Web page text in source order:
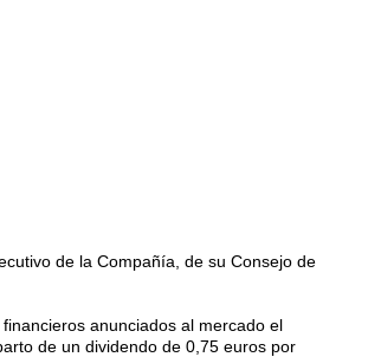
de la Compañía, de su Consejo de
anunciados al mercado el
de un dividendo de 0,75 euros por